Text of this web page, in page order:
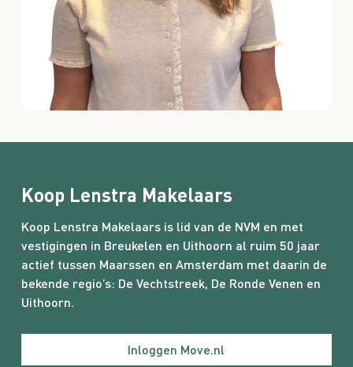
Koop Lenstra Makelaars
Koop Lenstra Makelaars is lid van de NVM en met
vestigingen in Breukelen en Uithoorn al ruim 50 jaar
actief tussen Maarssen en Amsterdam met daarin de
bekende regio’s: De Vechtstreek, De Ronde Venen en
Uithoorn.
Inloggen Move.nl